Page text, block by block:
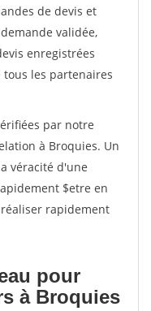
de devis et
validée,
enregistrées
les partenaires
par notre
à Broquies. Un
véracité d'une
$etre en
rapidement
pour
à Broquies